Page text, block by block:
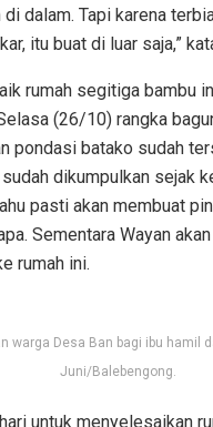
dalam. Tapi karena
itu buat di luar saja,”
rumah segitiga bambu
(26/10) rangka
pondasi batako sudah
dikumpulkan sejak
pasti akan membuat
Sementara Wayan
rumah ini.
warga Desa Ban bagi ibu hamil
Juni/Balebengong.
untuk menyelesaikan